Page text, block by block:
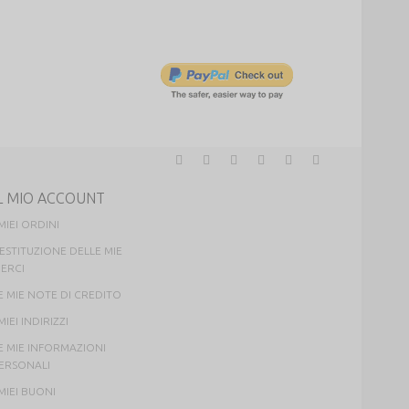
MIO ACCOUNT
ORDINI
DELLE MIE
MIE NOTE DI CREDITO
INDIRIZZI
MIE INFORMAZIONI
BUONI